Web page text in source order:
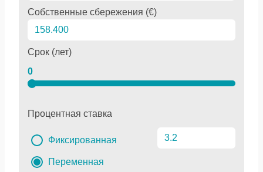
Собственные сбережения (€)
Срок (лет)
0
Процентная ставка
Фиксированная
Переменная